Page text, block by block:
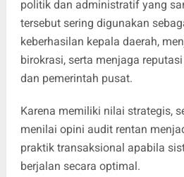
politik dan administratif yang
tersebut sering digunakan
keberhasilan kepala daerah,
birokrasi, serta menjaga
dan pemerintah pusat.
Karena memiliki nilai strategis,
menilai opini audit rentan
praktik transaksional apabila
berjalan secara optimal.